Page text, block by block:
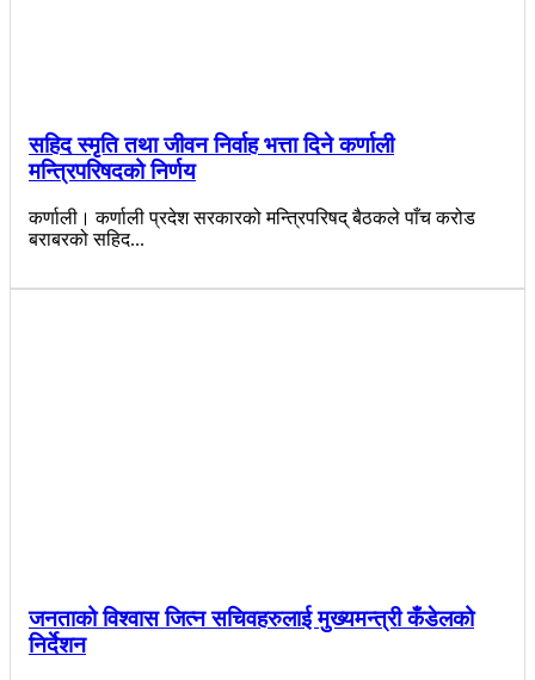
सहिद स्मृति तथा जीवन निर्वाह भत्ता दिने कर्णाली
मन्त्रिपरिषदको निर्णय
कर्णाली। कर्णाली प्रदेश सरकारको मन्त्रिपरिषद् बैठकले पाँच करोड
बराबरको सहिद...
जनताको विश्वास जित्न सचिवहरुलाई मुख्यमन्त्री कँडेलको
निर्देशन